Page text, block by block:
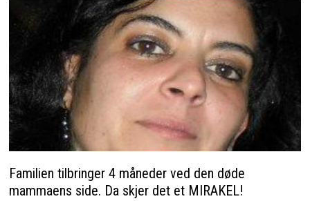
Familien tilbringer 4 måneder ved den døde
mammaens side. Da skjer det et MIRAKEL!